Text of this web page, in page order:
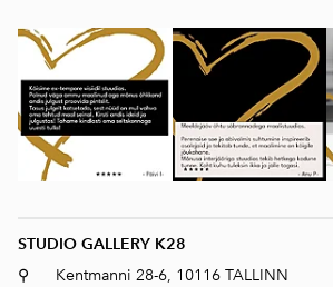
STUDIO GALLERY K28
⚲ Kentmanni 28-6, 10116 TALLINN